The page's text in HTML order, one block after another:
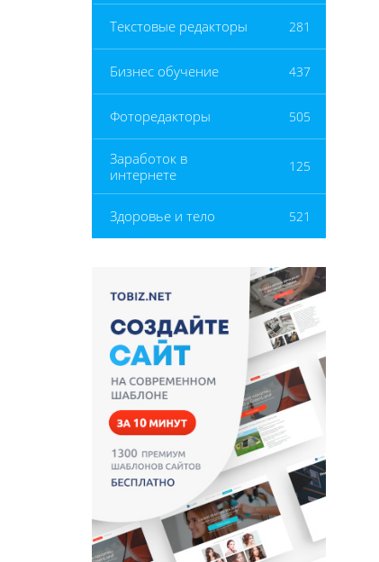
Текстовые редакторы 281
Бизнес обучение 437
Фоторедакторы 505
Заработок в
интернете
125
Здоровье и тело 521